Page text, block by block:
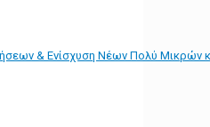
& Ενίσχυση Νέων Πολύ Μικρών